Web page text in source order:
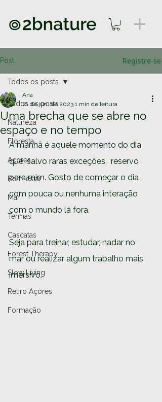
Post Registre-se
Todos os posts
Natureza
Floresta
Açores
Bem-estar
Mar
Termas
Cascatas
Forest Therapy
Slow Living
Retiro Açores
Formação
Todos os posts
Uma brecha que se abre no
espaço e no tempo
Ana
21 de jun. de 2023 1 min de leitura
A manhã é aquele momento do dia
que, salvo raras exceções,  reservo
para mim. Gosto de começar o dia
com pouca ou nenhuma interação
com o mundo lá fora.
Seja para treinar, estudar, nadar no
mar ou realizar algum trabalho mais
imersivo.